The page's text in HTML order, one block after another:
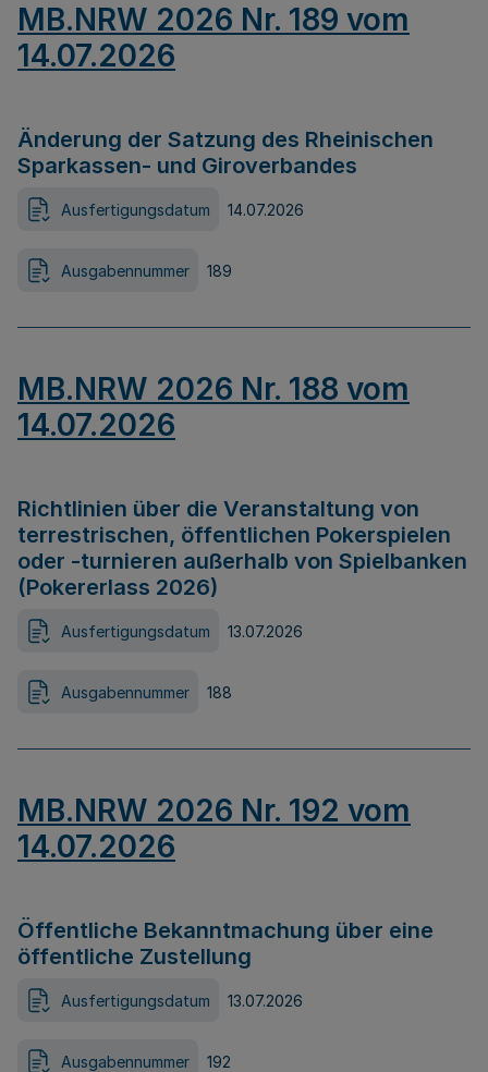
MB.NRW 2026 Nr. 189 vom
14.07.2026
Änderung der Satzung des Rheinischen
Sparkassen- und Giroverbandes
Ausfertigungsdatum 14.07.2026
Ausgabennummer 189
MB.NRW 2026 Nr. 188 vom
14.07.2026
Richtlinien über die Veranstaltung von
terrestrischen, öffentlichen Pokerspielen
oder -turnieren außerhalb von Spielbanken
(Pokererlass 2026)
Ausfertigungsdatum 13.07.2026
Ausgabennummer 188
MB.NRW 2026 Nr. 192 vom
14.07.2026
Öffentliche Bekanntmachung über eine
öffentliche Zustellung
Ausfertigungsdatum 13.07.2026
Ausgabennummer 192